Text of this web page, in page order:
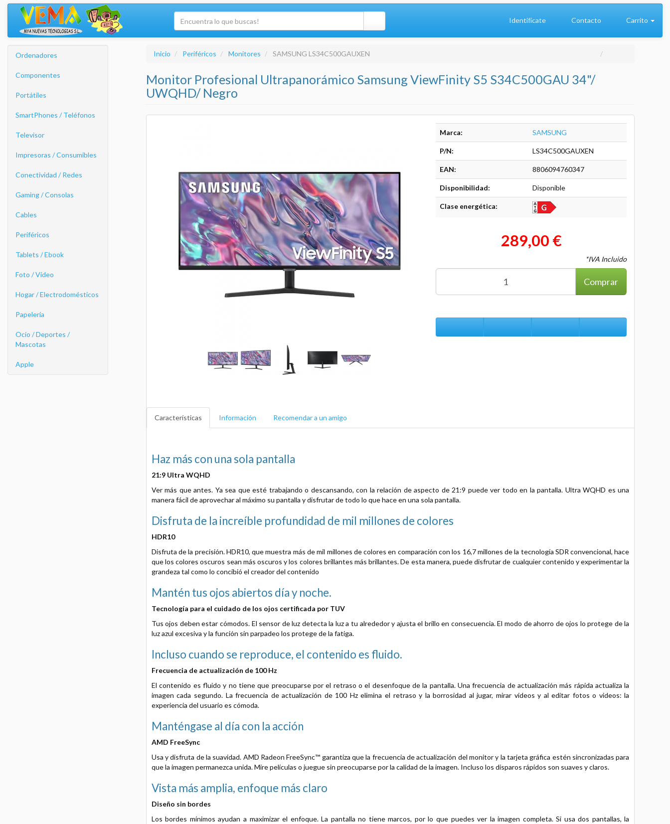
Identifícate Contacto Carrito
Ordenadores
Componentes
Portátiles
SmartPhones / Teléfonos
Televisor
Impresoras / Consumibles
Conectividad / Redes
Gaming / Consolas
Cables
Periféricos
Tablets / Ebook
Foto / Video
Hogar / Electrodomésticos
Papelería
Ocio / Deportes /
Mascotas
Apple
Inicio Periféricos Monitores SAMSUNG LS34C500GAUXEN
Monitor Profesional Ultrapanorámico Samsung ViewFinity S5 S34C500GAU 34"/
UWQHD/ Negro
Marca: SAMSUNG
P/N: LS34C500GAUXEN
EAN: 8806094760347
Disponibilidad: Disponible
Clase energética:
289,00 €
*IVA Incluido
Comprar
Características Información Recomendar a un amigo
Haz más con una sola pantalla
21:9 Ultra WQHD
Ver más que antes. Ya sea que esté trabajando o descansando, con la relación de aspecto de 21:9 puede ver todo en la pantalla. Ultra WQHD es una
manera fácil de aprovechar al máximo su pantalla y disfrutar de todo lo que hace en una sola pantalla.
Disfruta de la increíble profundidad de mil millones de colores
HDR10
Disfruta de la precisión. HDR10, que muestra más de mil millones de colores en comparación con los 16,7 millones de la tecnología SDR convencional, hace
que los colores oscuros sean más oscuros y los colores brillantes más brillantes. De esta manera, puede disfrutar de cualquier contenido y experimentar la
grandeza tal como lo concibió el creador del contenido
Mantén tus ojos abiertos día y noche.
Tecnología para el cuidado de los ojos certificada por TUV
Tus ojos deben estar cómodos. El sensor de luz detecta la luz a tu alrededor y ajusta el brillo en consecuencia. El modo de ahorro de ojos lo protege de la
luz azul excesiva y la función sin parpadeo los protege de la fatiga.
Incluso cuando se reproduce, el contenido es fluido.
Frecuencia de actualización de 100 Hz
El contenido es fluido y no tiene que preocuparse por el retraso o el desenfoque de la pantalla. Una frecuencia de actualización más rápida actualiza la
imagen cada segundo. La frecuencia de actualización de 100 Hz elimina el retraso y la borrosidad al jugar, mirar videos y al editar fotos o videos: la
experiencia del usuario es cómoda.
Manténgase al día con la acción
AMD FreeSync
Usa y disfruta de la suavidad. AMD Radeon FreeSync™ garantiza que la frecuencia de actualización del monitor y la tarjeta gráfica estén sincronizadas para
que la imagen permanezca unida. Mire películas o juegue sin preocuparse por la calidad de la imagen. Incluso los disparos rápidos son suaves y claros.
Vista más amplia, enfoque más claro
Diseño sin bordes
Los bordes mínimos ayudan a maximizar el enfoque. La pantalla no tiene marcos, por lo que puedes ver la imagen completa. Si usa dos pantallas, la